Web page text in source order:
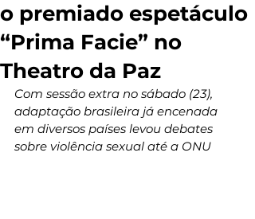
o premiado espetáculo
“Prima Facie” no
Theatro da Paz
Com sessão extra no sábado (23),
adaptação brasileira já encenada
em diversos países levou debates
sobre violência sexual até a ONU